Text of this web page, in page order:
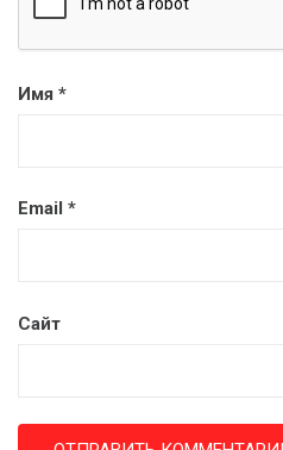
Имя *
Email *
Сайт